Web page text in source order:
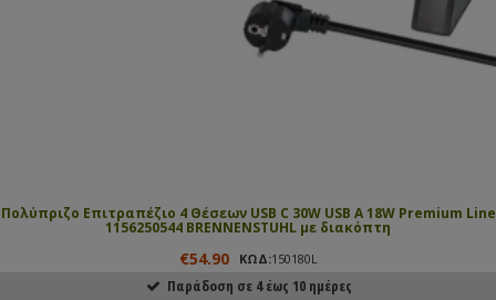
Πολύπριζο Επιτραπέζιο 4 Θέσεων USB C 30W USB A 18W Premium Line
1156250544 BRENNENSTUHL με διακόπτη
€54.90 ΚΩΔ:150180L
Παράδοση σε 4 έως 10 ημέρες